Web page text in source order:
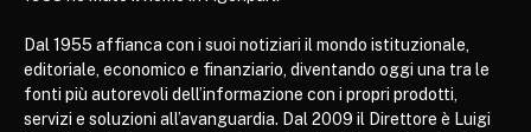
Dal 1955 affianca con i suoi notiziari il mondo istituzionale,
editoriale, economico e finanziario, diventando oggi una tra le
fonti più autorevoli dell’informazione con i propri prodotti,
servizi e soluzioni all’avanguardia. Dal 2009 il Direttore è Luigi